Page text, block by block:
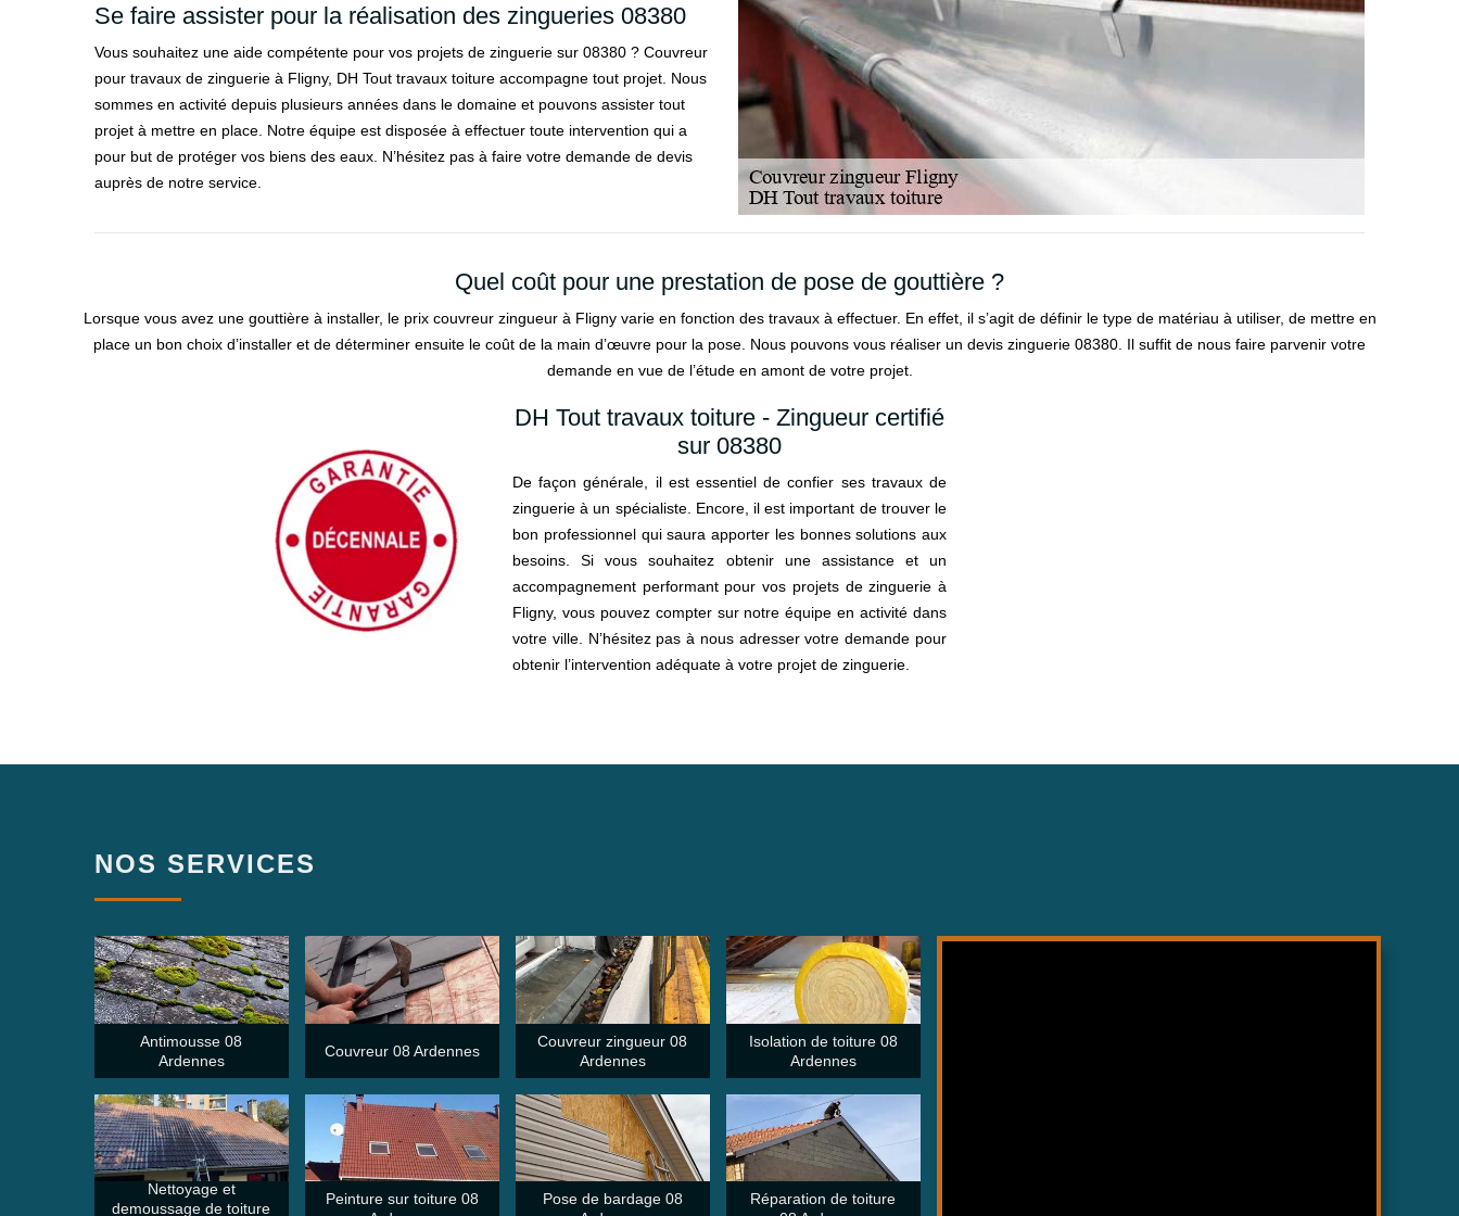
Se faire assister pour la réalisation des zingueries 08380
Vous souhaitez une aide compétente pour vos projets de zinguerie sur 08380 ? Couvreur
pour travaux de zinguerie à Fligny, DH Tout travaux toiture accompagne tout projet. Nous
sommes en activité depuis plusieurs années dans le domaine et pouvons assister tout
projet à mettre en place. Notre équipe est disposée à effectuer toute intervention qui a
pour but de protéger vos biens des eaux. N’hésitez pas à faire votre demande de devis
auprès de notre service.
Quel coût pour une prestation de pose de gouttière ?
Lorsque vous avez une gouttière à installer, le prix couvreur zingueur à Fligny varie en fonction des travaux à effectuer. En effet, il s’agit de définir le type de matériau à utiliser, de mettre en
place un bon choix d’installer et de déterminer ensuite le coût de la main d’œuvre pour la pose. Nous pouvons vous réaliser un devis zinguerie 08380. Il suffit de nous faire parvenir votre
demande en vue de l’étude en amont de votre projet.
DH Tout travaux toiture - Zingueur certifié
sur 08380
De façon générale, il est essentiel de confier ses travaux de
zinguerie à un spécialiste. Encore, il est important de trouver le
bon professionnel qui saura apporter les bonnes solutions aux
besoins. Si vous souhaitez obtenir une assistance et un
accompagnement performant pour vos projets de zinguerie à
Fligny, vous pouvez compter sur notre équipe en activité dans
votre ville. N’hésitez pas à nous adresser votre demande pour
obtenir l’intervention adéquate à votre projet de zinguerie.
NOS SERVICES
Antimousse 08
Ardennes
Couvreur 08 Ardennes
Couvreur zingueur 08
Ardennes
Isolation de toiture 08
Ardennes
Nettoyage et
demoussage de toiture
Peinture sur toiture 08
Pose de bardage 08
Réparation de toiture